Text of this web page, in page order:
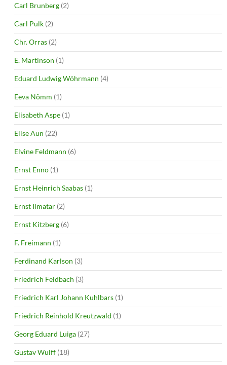
Carl Brunberg (2)
Carl Pulk (2)
Chr. Orras (2)
E. Martinson (1)
Eduard Ludwig Wöhrmann (4)
Eeva Nõmm (1)
Elisabeth Aspe (1)
Elise Aun (22)
Elvine Feldmann (6)
Ernst Enno (1)
Ernst Heinrich Saabas (1)
Ernst Ilmatar (2)
Ernst Kitzberg (6)
F. Freimann (1)
Ferdinand Karlson (3)
Friedrich Feldbach (3)
Friedrich Karl Johann Kuhlbars (1)
Friedrich Reinhold Kreutzwald (1)
Georg Eduard Luiga (27)
Gustav Wulff (18)